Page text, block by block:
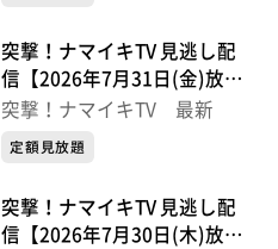
突撃！ナマイキTV 見逃し配
信【2026年7月31日(金)放送
分】
突撃！ナマイキTV 最新
定額見放題
突撃！ナマイキTV 見逃し配
信【2026年7月30日(木)放送